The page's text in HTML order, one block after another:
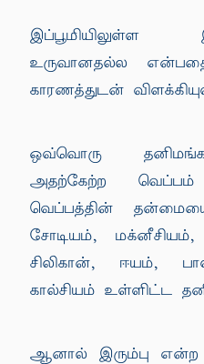
இப்பூமியிலுள்ள
உருவானதல்ல
காரணத்துடன்
ஒவ்வொரு
அதற்கேற்ற
வெப்பத்தின்
சோடியம், மக்னீசியம்,
சிலிகான், ஈயம்,
கால்சியம் உள்ளிட்ட
ஆனால் இரும்பு என்ற